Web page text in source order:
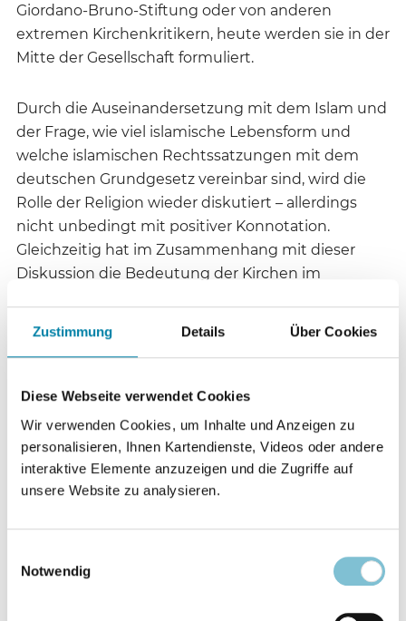
Zustimmung Details Über Cookies
Diese Webseite verwendet Cookies
Wir verwenden Cookies, um Inhalte und Anzeigen zu
personalisieren, Ihnen Kartendienste, Videos oder andere
interaktive Elemente anzuzeigen und die Zugriffe auf
unsere Website zu analysieren.
Notwendig
Giordano-Bruno-Stiftung oder von anderen
extremen Kirchenkritikern, heute werden sie in der
Mitte der Gesellschaft formuliert.
Durch die Auseinandersetzung mit dem Islam und
der Frage, wie viel islamische Lebensform und
welche islamischen Rechtssatzungen mit dem
deutschen Grundgesetz vereinbar sind, wird die
Rolle der Religion wieder diskutiert – allerdings
nicht unbedingt mit positiver Konnotation.
Gleichzeitig hat im Zusammenhang mit dieser
Diskussion die Bedeutung der Kirchen im
weiter abgenommen – und damit auch das
Verständnis für konfessionelle
Spitzen unseres Staates gerne zum Evangelischen
spielen die Kirchen eine immer geringere Rolle.
Der derzeit dominierende Pluralismus hat dazu
gleichberechtigt nebeneinander gestellt wird: die
Fang (s. o.) neben das Christentum, die Esoterik